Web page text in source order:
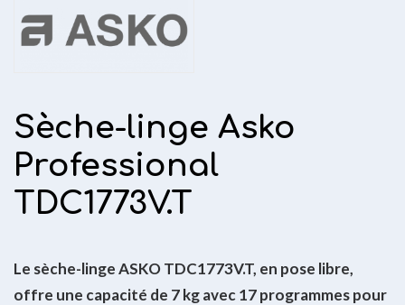
Sèche-linge Asko
Professional
TDC1773V.T
Le sèche-linge ASKO TDC1773V.T, en pose libre,
offre une capacité de 7 kg avec 17 programmes pour